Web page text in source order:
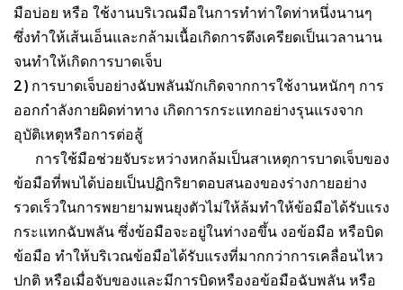
มือบ่อย หรือ ใช้งานบริเวณมือในการทำท่าใดท่าหนึ่งนานๆ
ซึ่งทำให้เส้นเอ็นและกล้ามเนื้อเกิดการตึงเครียดเป็นเวลานาน
จนทำให้เกิดการบาดเจ็บ
2) การบาดเจ็บอย่างฉับพลันมักเกิดจากการใช้งานหนักๆ การ
ออกกำลังกายผิดท่าทาง เกิดการกระแทกอย่างรุนแรงจาก
อุบัติเหตุหรือการต่อสู้
การใช้มือช่วยจับระหว่างหกล้มเป็นสาเหตุการบาดเจ็บของ
ข้อมือที่พบได้บ่อยเป็นปฏิกริยาตอบสนองของร่างกายอย่าง
รวดเร็วในการพยายามพนยุงตัวไม่ให้ล้มทำให้ข้อมือได้รับแรง
กระแทกฉับพลัน ซึ่งข้อมือจะอยู่ในท่างอขึ้น งอข้อมือ หรือบิด
ข้อมือ ทำให้บริเวณข้อมือได้รับแรงที่มากกว่าการเคลื่อนไหว
ปกติ หรือเมื่อจับของและมีการบิดหรืองอข้อมือฉับพลัน หรือ